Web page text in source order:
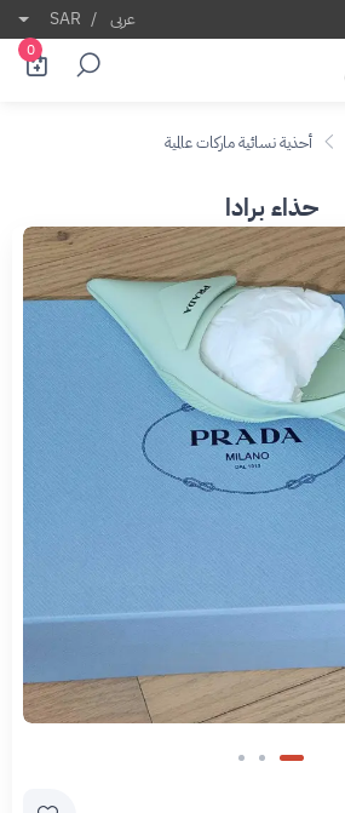
عربى /
SAR
0
أحذية نسائية ماركات عالمية
حذاء برادا